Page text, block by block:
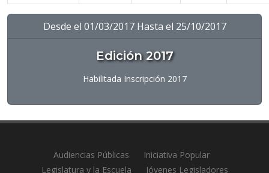
Desde el 01/03/2017 Hasta el 25/10/2017
Edición 2017
Habilitada Inscripción 2017
Audiencias Públicas
Iniciativa Popular
Legislatura y la Escuela
Jóvenes Legisladores